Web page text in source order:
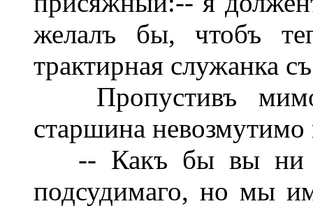
желалъ бы, чтобъ
трактирная служанка
Пропустивъ мимо
старшина
-- Какъ бы вы ни
подсудимаго, но мы